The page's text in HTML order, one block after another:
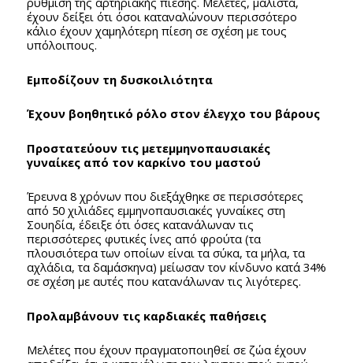
έχουν δείξει ότι όσοι καταναλώνουν περισσότερο
κάλιο έχουν χαμηλότερη πίεση σε σχέση με τους
υπόλοιπους.
Εμποδίζουν τη δυσκοιλιότητα
Έχουν βοηθητικό ρόλο στον έλεγχο του βάρους
Προστατεύουν τις μετεμμηνοπαυσιακές
γυναίκες από τον καρκίνο του μαστού
Έρευνα 8 χρόνων που διεξάχθηκε σε περισσότερες
από 50 χιλιάδες εμμηνοπαυσιακές γυναίκες στη
Σουηδία, έδειξε ότι όσες κατανάλωναν τις
περισσότερες φυτικές ίνες από φρούτα (τα
πλουσιότερα των οποίων είναι τα σύκα, τα μήλα, τα
αχλάδια, τα δαμάσκηνα) μείωσαν τον κίνδυνο κατά 34%
σε σχέση με αυτές που κατανάλωναν τις λιγότερες.
Προλαμβάνουν τις καρδιακές παθήσεις
Μελέτες που έχουν πραγματοποιηθεί σε ζώα έχουν